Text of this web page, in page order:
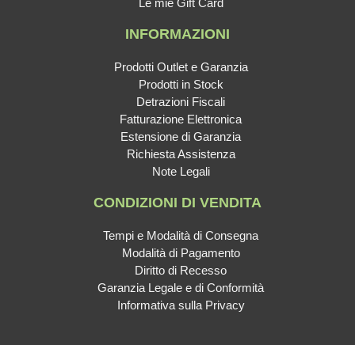
INFORMAZIONI
Prodotti Outlet e Garanzia
Prodotti in Stock
Detrazioni Fiscali
Fatturazione Elettronica
Estensione di Garanzia
Richiesta Assistenza
Note Legali
CONDIZIONI DI VENDITA
Tempi e Modalità di Consegna
Modalità di Pagamento
Diritto di Recesso
Garanzia Legale e di Conformità
Informativa sulla Privacy